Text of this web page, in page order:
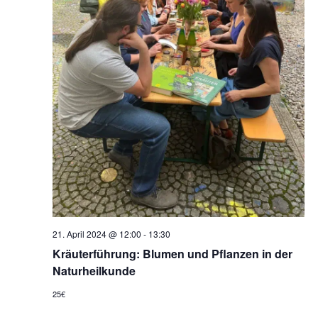
Kräuterführung: Blumen und Pflanzen in der
Naturheilkunde
21. April 2024 @ 12:00 - 13:30
25€